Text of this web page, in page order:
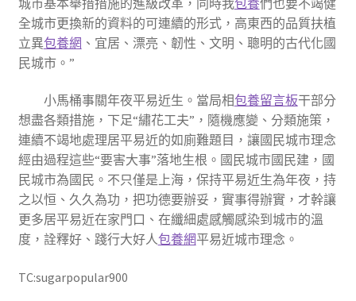
全城市更換新的資料的可連續的形式，高東西的品質扶植
立異包養網 、宜居、漂亮、韌性、文明、聰明的古代化國
民城市。”
小馬桶事關年夜平易近生。當局相包養留言板干部分
想盡各類措施，下足“繡花工夫”，隨機應變、分類施策，
連續不竭地處理居平易近的如廁難題目，讓國民城市理念
經由過程這些“要害大事”落地生根。國民城市國民建，國
民城市為國民。不只僅是上海，保持平易近生為年夜，持
之以恒、久久為功，把功德要辦妥，實事得辦實，才幹讓
更多居平易近在家門口、在纖細處感觸感染到城市的溫
度，詮釋好、踐行大好人包養網平易近城市理念。
TC:sugarpopular900